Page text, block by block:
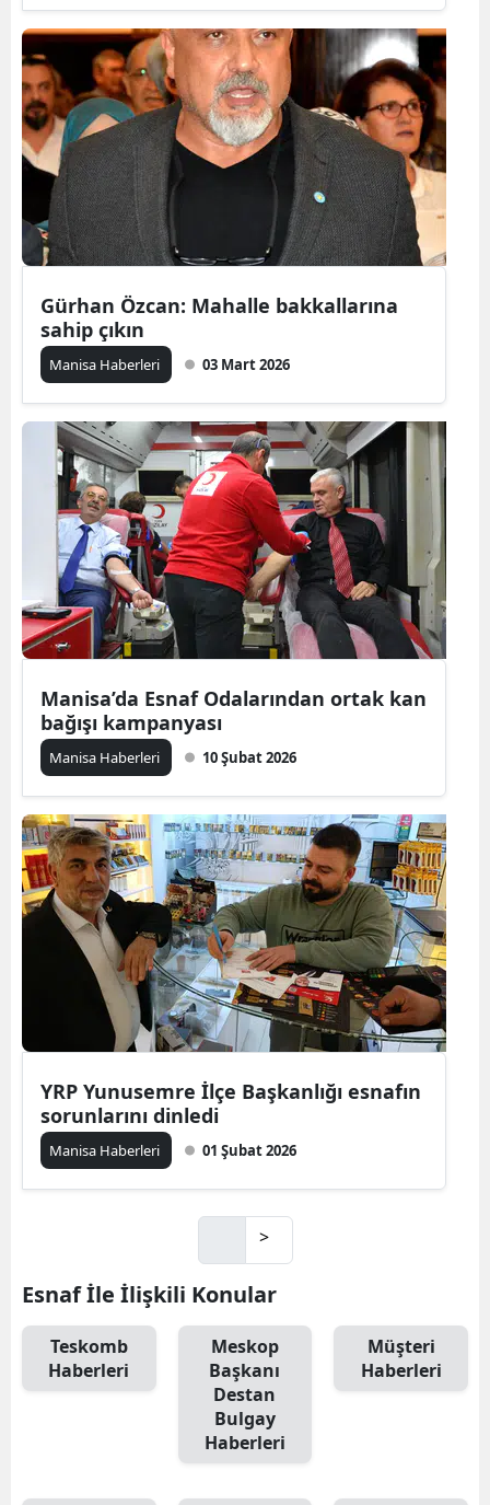
Gürhan Özcan: Mahalle bakkallarına
sahip çıkın
Manisa Haberleri 03 Mart 2026
Manisa’da Esnaf Odalarından ortak kan
bağışı kampanyası
Manisa Haberleri 10 Şubat 2026
YRP Yunusemre İlçe Başkanlığı esnafın
sorunlarını dinledi
Manisa Haberleri 01 Şubat 2026
>
Esnaf İle İlişkili Konular
Teskomb
Haberleri
Meskop
Başkanı
Destan
Bulgay
Haberleri
Müşteri
Haberleri